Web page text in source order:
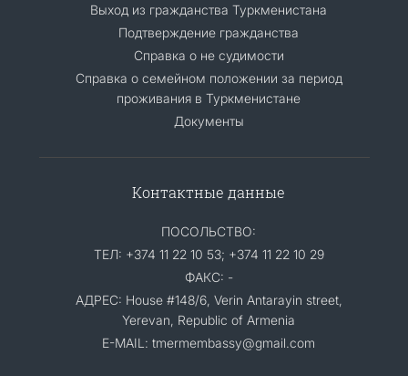
Выход из гражданства Туркменистана
Подтверждение гражданства
Справка о не судимости
Справка о семейном положении за период
проживания в Туркменистане
Документы
Контактные данные
ПОСОЛЬСТВО:
ТЕЛ: +374 11 22 10 53; +374 11 22 10 29
ФАКС: -
АДРЕС: House #148/6, Verin Antarayin street,
Yerevan, Republic of Armenia
E-MAIL: tmermembassy@gmail.com